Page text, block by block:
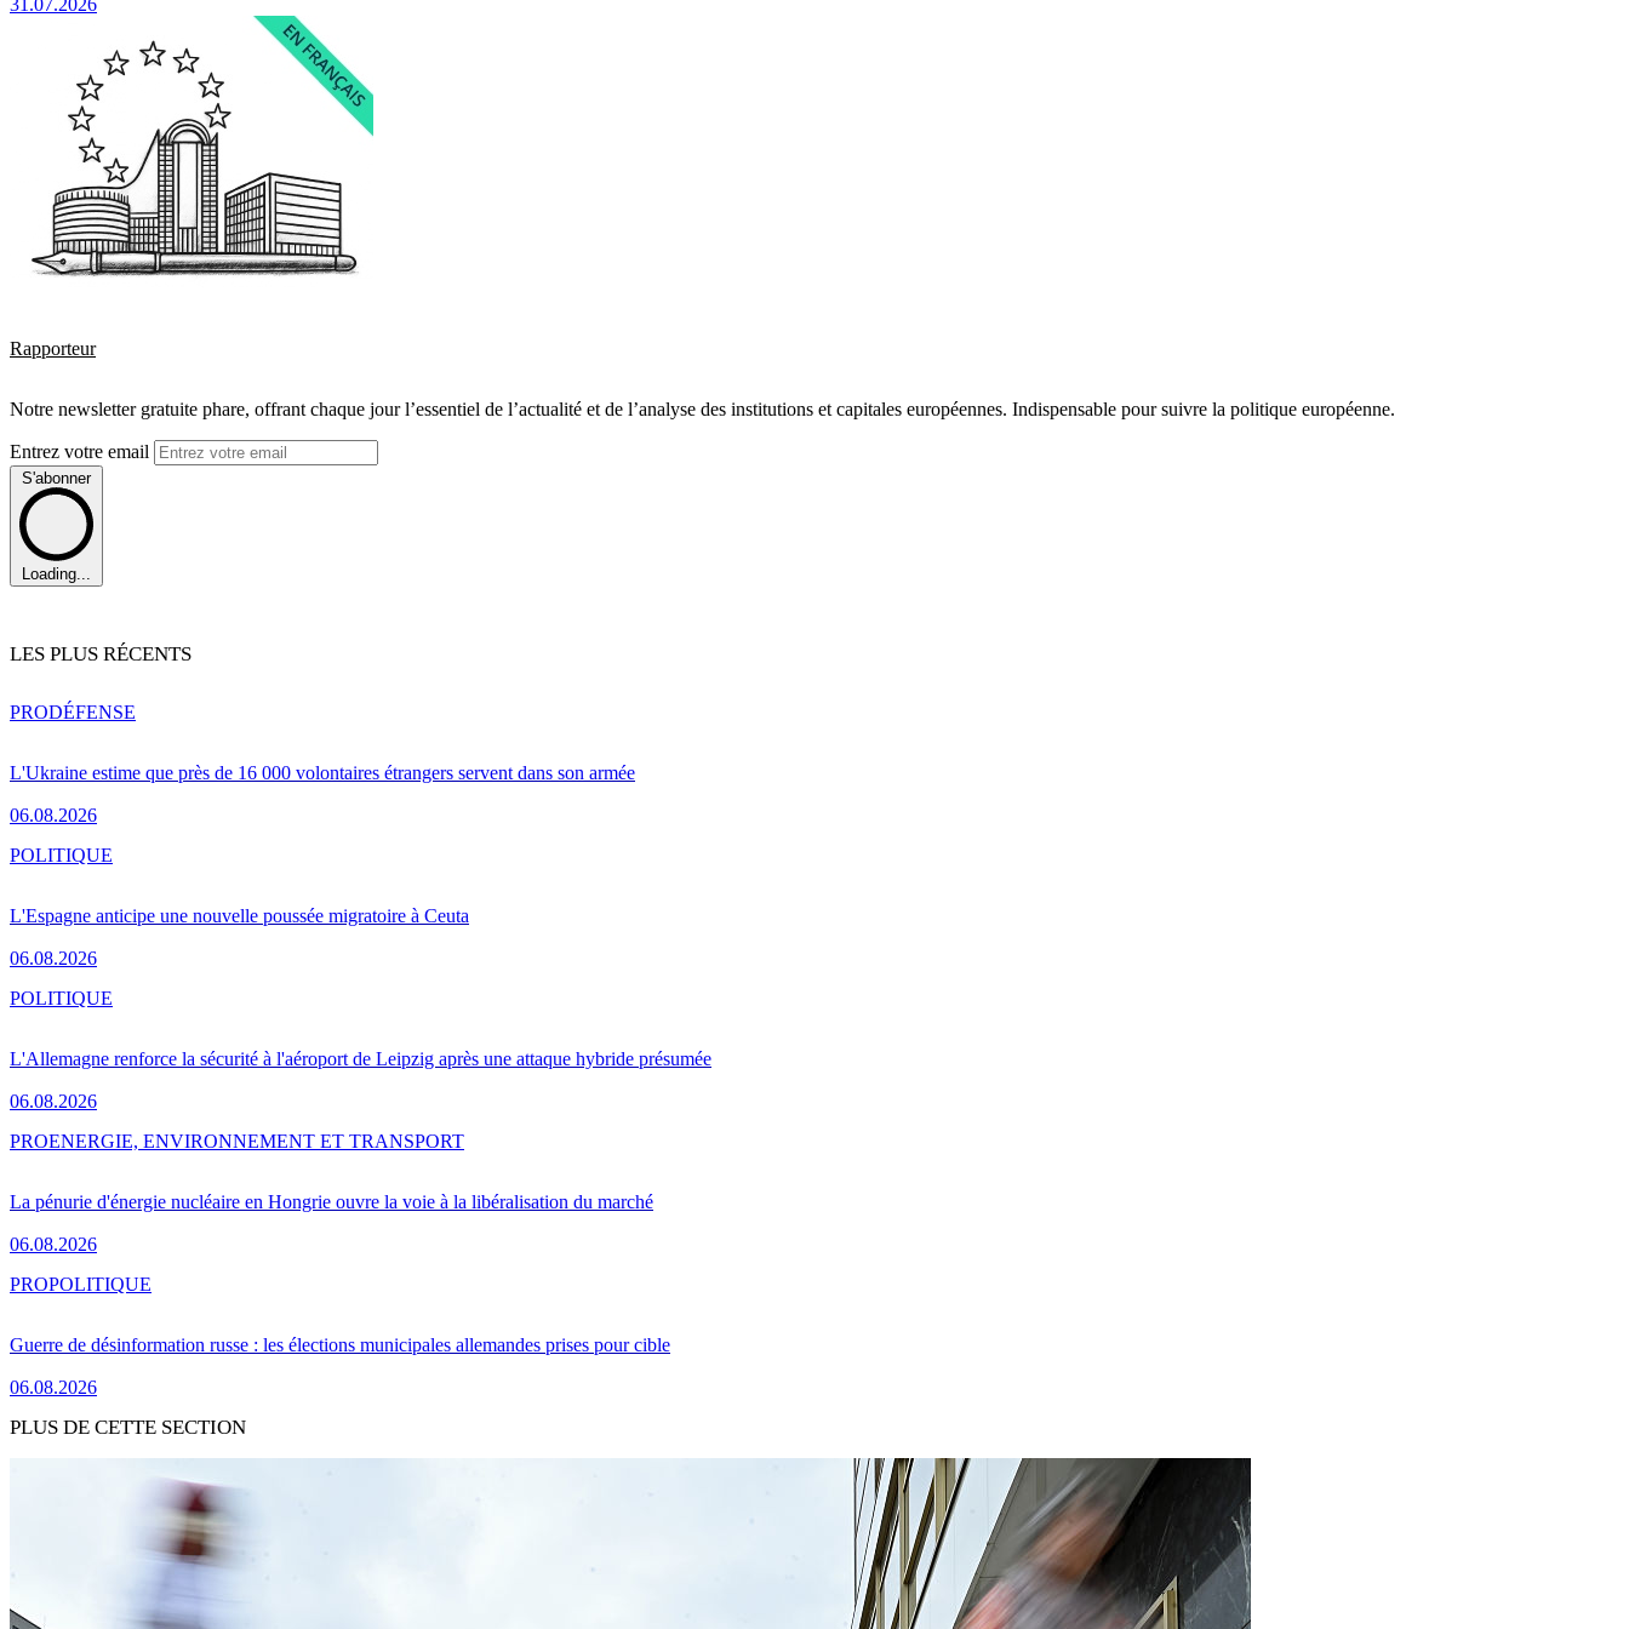
Rapporteur
Notre newsletter gratuite phare, offrant chaque jour l’essentiel de l’actualité et de l’analyse des institutions et capitales européennes. Indispensable pour suivre la politique européenne.
Entrez votre email
S'abonner
Loading...
LES PLUS RÉCENTS
L'Ukraine estime que près de 16 000 volontaires étrangers servent dans son armée
06.08.2026
PRODÉFENSE
L'Espagne anticipe une nouvelle poussée migratoire à Ceuta
06.08.2026
POLITIQUE
L'Allemagne renforce la sécurité à l'aéroport de Leipzig après une attaque hybride présumée
06.08.2026
POLITIQUE
La pénurie d'énergie nucléaire en Hongrie ouvre la voie à la libéralisation du marché
06.08.2026
PROENERGIE, ENVIRONNEMENT ET TRANSPORT
Guerre de désinformation russe : les élections municipales allemandes prises pour cible
06.08.2026
PROPOLITIQUE
PLUS DE CETTE SECTION